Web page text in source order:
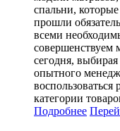
спальни,
прошли
всеми
совершенствуем
сегодня,
опытного
категории
Подробнее